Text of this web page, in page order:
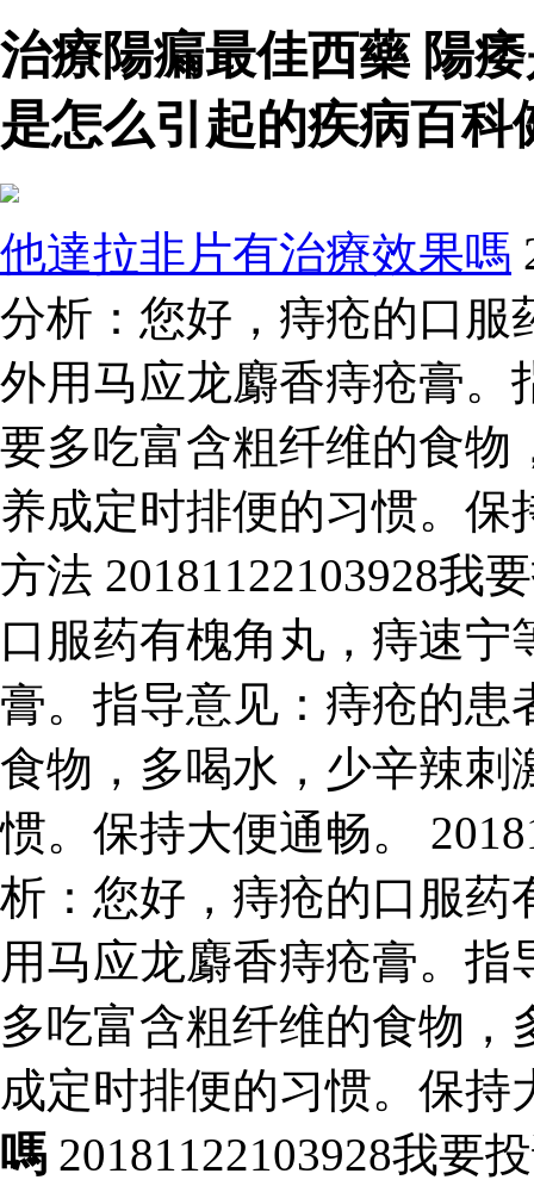
治療陽瘺最佳西藥 陽
是怎么引起的疾病百科
他達拉非片有治療效果嗎
分析：您好，痔疮的口服
外用马应龙麝香痔疮膏。
要多吃富含粗纤维的食物
养成定时排便的习惯。
方法 20181122103928我
口服药有槐角丸，痔速
膏。指导意见：痔疮的患
食物，多喝水，少辛辣刺
惯。保持大便通畅。
析：您好，痔疮的口服药
用马应龙麝香痔疮膏。
多吃富含粗纤维的食物
成定时排便的习惯。保
嗎 20181122103928我要